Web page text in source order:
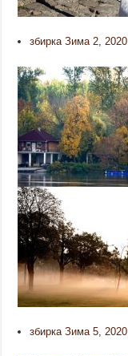
збирка Зима 2, 2020.
збирка Зима 5, 2020.